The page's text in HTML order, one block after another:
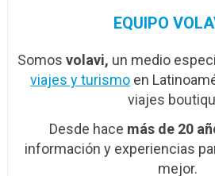
EQUIPO
Somosvolavi, un medio
viajes y turismoen
viajes
Desde hace más de 20
información y experiencias
mejor.